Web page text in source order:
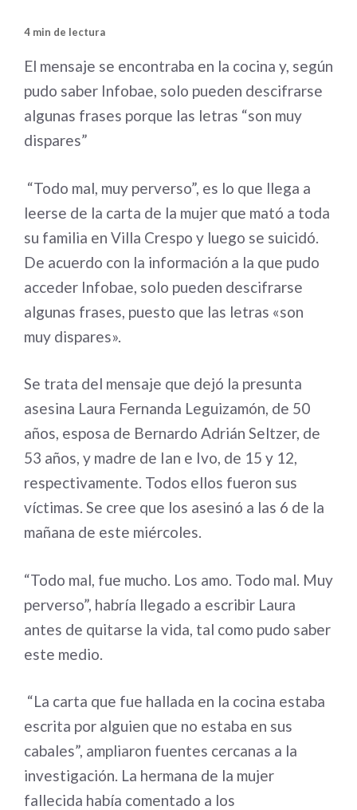
4 min de lectura
El mensaje se encontraba en la cocina y, según
pudo saber Infobae, solo pueden descifrarse
algunas frases porque las letras “son muy
dispares”
“Todo mal, muy perverso”, es lo que llega a
leerse de la carta de la mujer que mató a toda
su familia en Villa Crespo y luego se suicidó.
De acuerdo con la información a la que pudo
acceder Infobae, solo pueden descifrarse
algunas frases, puesto que las letras «son
muy dispares».
Se trata del mensaje que dejó la presunta
asesina Laura Fernanda Leguizamón, de 50
años, esposa de Bernardo Adrián Seltzer, de
53 años, y madre de Ian e Ivo, de 15 y 12,
respectivamente. Todos ellos fueron sus
víctimas. Se cree que los asesinó a las 6 de la
mañana de este miércoles.
“Todo mal, fue mucho. Los amo. Todo mal. Muy
perverso”, habría llegado a escribir Laura
antes de quitarse la vida, tal como pudo saber
este medio.
“La carta que fue hallada en la cocina estaba
escrita por alguien que no estaba en sus
cabales”, ampliaron fuentes cercanas a la
investigación. La hermana de la mujer
fallecida había comentado a los